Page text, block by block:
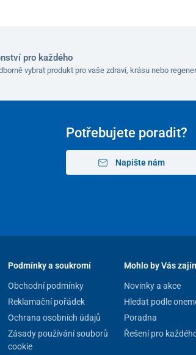
pro každého
vybrat produkt pro vaše zdraví, krásu nebo
Potřebujete poradit?
Napište nám
Podmínky a soukromí
Obchodní podmínky
Reklamační pořádek
Ochrana osobních údajů
Zásady používání souborů
cookie
Mohlo by Vás
Novinky a akce
Hledat podle
Poradna
Řešení pro